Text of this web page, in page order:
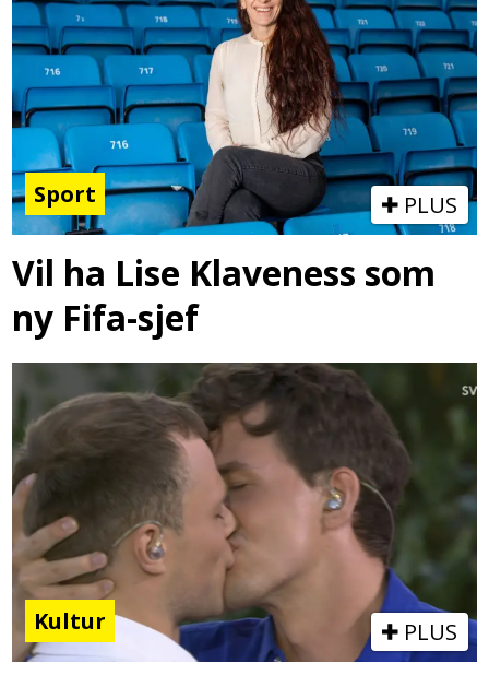
Sport PLUS
Vil ha Lise Klaveness som
ny Fifa-sjef
Kultur PLUS